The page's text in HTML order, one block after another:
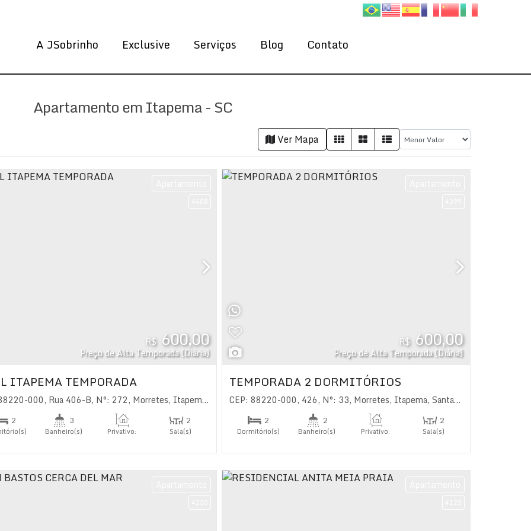
Contato
Blog
Serviços
Exclusive
A JSobrinho
Apartamento em Itapema - SC
Ver Mapa
R$ 600,00
Preço de Alta Temporada (Diária)
ITAPEMA TEMPORADA
000, Rua 406-B, N°: 272, Morretes, Itapema , Santa Catarina,Brasil
2 3
Banheiro(s) Privativo:
2
Sala(s)
R$ 600,00
Preço de Alta Temporada (Diária)
TEMPORADA 2 DORMITÓRIOS
CEP: 88220-000, 426, N°: 33, Morretes, Itapema,Santa Catarina
2
Dormitório(s)
2
Banheiro(s) Privativo:
2
Sala(s)